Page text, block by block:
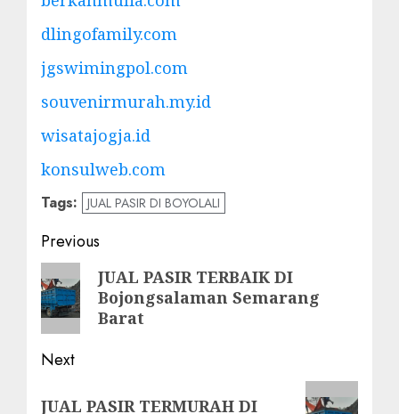
dlingofamily.com
jgswimingpol.com
souvenirmurah.my.id
wisatajogja.id
konsulweb.com
Tags: JUAL PASIR DI BOYOLALI
Post
navigation
Previous
Previous
post:
JUAL PASIR TERBAIK DI
Bojongsalaman Semarang
Barat
Next
JUAL PASIR TERMURAH DI